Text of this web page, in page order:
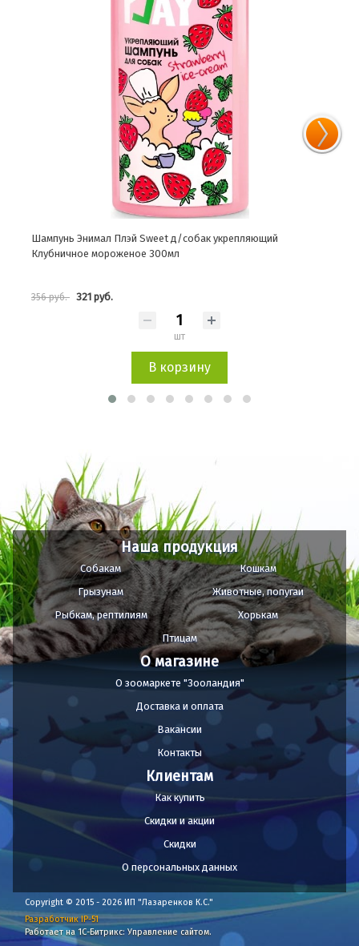
Шампунь Энимал Плэй Sweet д/собак укрепляющий
Клубничное мороженое 300мл
356 руб. 321 руб.
шт
В корзину
Наша продукция
Собакам
Кошкам
Грызунам
Животные, попугаи
Рыбкам, рептилиям
Хорькам
Птицам
О магазине
О зоомаркете "Зооландия"
Доставка и оплата
Вакансии
Контакты
Клиентам
Как купить
Скидки и акции
Скидки
О персональных данных
Copyright © 2015 - 2026 ИП "Лазаренков К.С."
Разработчик IP-51
Работает на 1С-Битрикс: Управление сайтом.